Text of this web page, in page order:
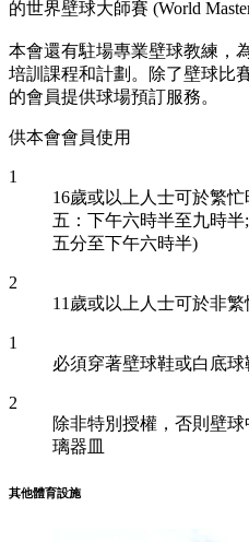
的世界壁球大師賽 (World
本會還有駐場專業壁球教練，
培訓課程和計劃。除了壁球比
的會員提供球場預訂服務。
供本會會員使用
1
16歲或以上人士可於繁
五：下午六時半至九時
五分至下午六時半)
2
11歲或以上人士可於非
1
必須穿著壁球鞋或白底球
2
除非特別授權，否則壁
璃器皿
其他體育設施